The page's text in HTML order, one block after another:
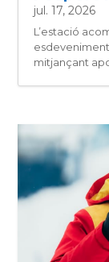
jul. 17, 2026
L’estació
mitjançant